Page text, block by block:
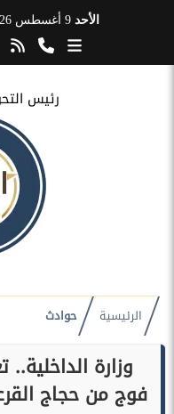
الأحد 9 أغسطس 2026
رئيس
الرئيسية حوادث
وزارة
فوج من حجاج